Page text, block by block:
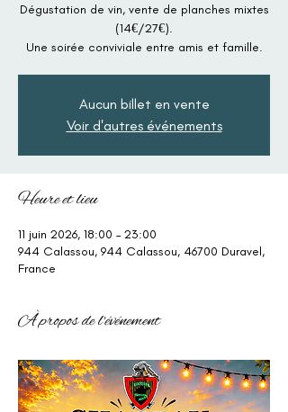
Dégustation de vin, vente de planches mixtes
(14€/27€).
Une soirée conviviale entre amis et famille.
Aucun billet en vente
Voir d'autres événements
Heure et lieu
11 juin 2026, 18:00 – 23:00
944 Calassou, 944 Calassou, 46700 Duravel,
France
À propos de l'événement